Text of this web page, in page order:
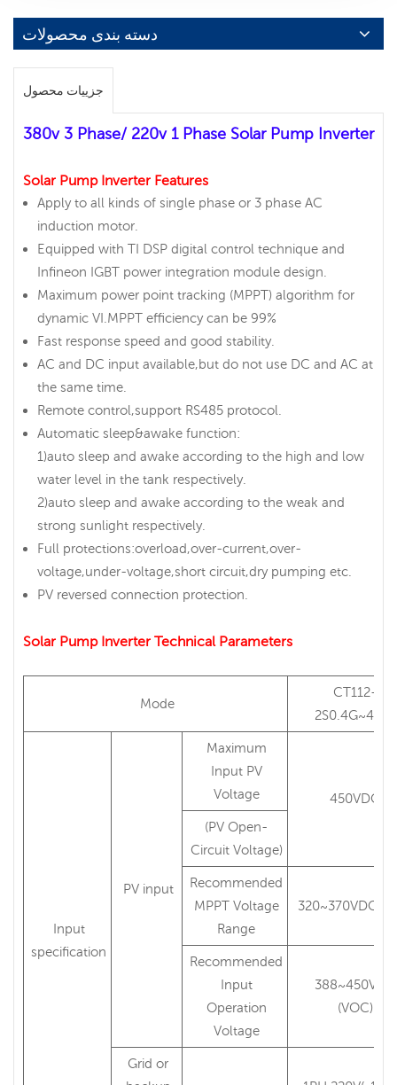
دسته بندی محصولات
جزییات محصول
380v 3 Phase/ 220v 1 Phase Solar Pump Inverter
Solar Pump Inverter Features
Apply to all kinds of single phase or 3 phase AC
induction motor.
Equipped with TI DSP digital control technique and
Infineon IGBT power integration module design.
Maximum power point tracking (MPPT) algorithm for
dynamic VI.MPPT efficiency can be 99%
Fast response speed and good stability.
AC and DC input available,but do not use DC and AC at
the same time.
Remote control,support RS485 protocol.
Automatic sleep&awake function:
1)auto sleep and awake according to the high and low
water level in the tank respectively.
2)auto sleep and awake according to the weak and
strong sunlight respectively.
Full protections:overload,over-current,over-
voltage,under-voltage,short circuit,dry pumping etc.
PV reversed connection protection.
Solar Pump Inverter Technical Parameters
Mode
CT112-
2S0.4G~4.0G
Input
specification
PV input
Maximum
Input PV
Voltage
450VDC
(PV Open-
Circuit Voltage)
Recommended
MPPT Voltage
Range
Recommended
Input
Operation
Voltage
388~450VDC
(VOC)
Grid or